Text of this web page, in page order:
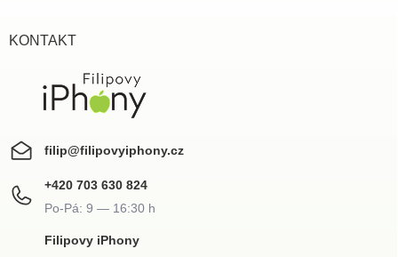
KONTAKT
filip@filipovyiphony.cz
+420 703 630 824
Filipovy iPhony